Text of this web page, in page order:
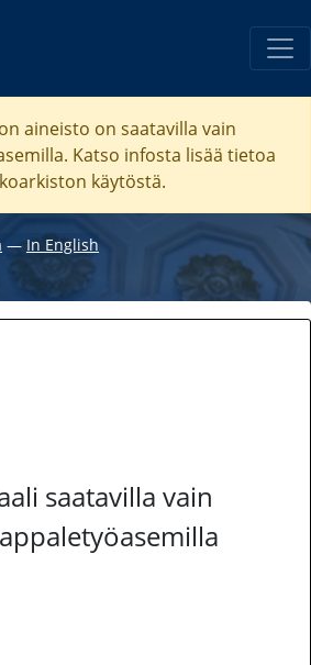
aineisto on saatavilla vain
Katso infosta lisää tietoa
käytöstä.
― In English
saatavilla vain